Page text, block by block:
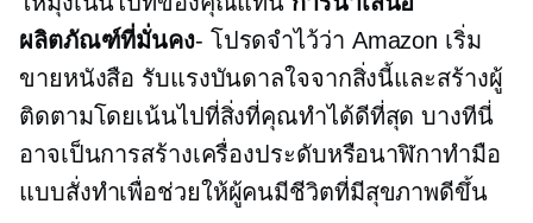
ผลิตภัณฑ์ที่มั่นคง- โปรดจำไว้ว่า Amazon เริ่ม
ขายหนังสือ รับแรงบันดาลใจจากสิ่งนี้และสร้างผู้
ติดตามโดยเน้นไปที่สิ่งที่คุณทำได้ดีที่สุด บางทีนี่
อาจเป็นการสร้างเครื่องประดับหรือนาฬิกาทำมือ
แบบสั่งทำเพื่อช่วยให้ผู้คนมีชีวิตที่มีสุขภาพดีขึ้น